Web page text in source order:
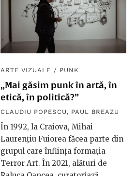
ARTE VIZUALE / PUNK
„Mai găsim punk în artă, în
etică, în politică?”
CLAUDIU POPESCU , PAUL BREAZU
În 1992, la Craiova, Mihai
Laurențiu Fuiorea făcea parte din
grupul care înființa formația
Terror Art. În 2021, alături de